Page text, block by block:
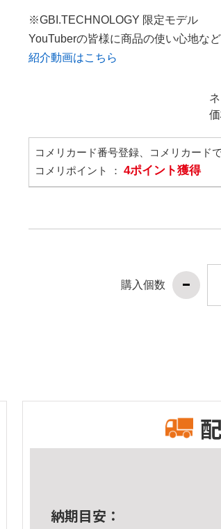
※GBI.TECHNOLOGY 限定モデル
YouTuberの皆様に商品の使い心地な
紹介動画はこちら
コメリカード番号登録、コメリカード
コメリポイント ： 4ポイント獲得
購入個数
納期目安：